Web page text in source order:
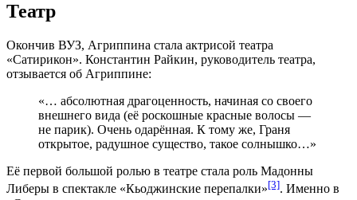
Театр
Окончив ВУЗ, Агриппина стала актрисой театра
«Сатирикон». Константин Райкин, руководитель театра,
отзывается об Агриппине:
«… абсолютная драгоценность, начиная со своего
внешнего вида (её роскошные красные волосы —
не парик). Очень одарённая. К тому же, Граня
открытое, радушное существо, такое солнышко…»
Её первой большой ролью в театре стала роль Мадонны
Либеры в спектакле «Кьоджинские перепалки»[3]. Именно в